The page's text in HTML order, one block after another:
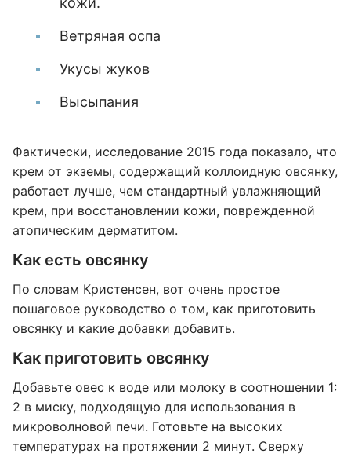
Ветряная оспа
Укусы жуков
Высыпания
Фактически, исследование 2015 года показало, что
крем от экземы, содержащий коллоидную овсянку,
работает лучше, чем стандартный увлажняющий
крем, при восстановлении кожи, поврежденной
атопическим дерматитом.
Как есть овсянку
По словам Кристенсен, вот очень простое
пошаговое руководство о том, как приготовить
овсянку и какие добавки добавить.
Как приготовить овсянку
Добавьте овес к воде или молоку в соотношении 1:
2 в миску, подходящую для использования в
микроволновой печи. Готовьте на высоких
температурах на протяжении 2 минут. Сверху